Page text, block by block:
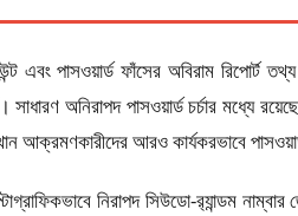
এবং পাসওয়ার্ড ফাঁসের অবিরাম রিপোর্ট
সাধারণ অনিরাপদ পাসওয়ার্ড চর্চার মধ্যে
আক্রমণকারীদের আরও কার্যকরভাবে
নিরাপদ সিউডো-র‍্যান্ডম